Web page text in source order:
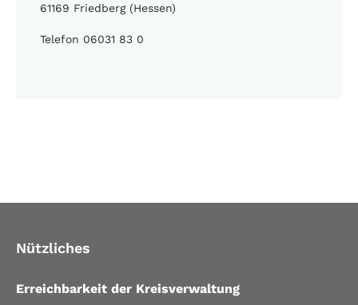
61169 Friedberg (Hessen)
Telefon 06031 83 0
Nützliches
Erreichbarkeit der Kreisverwaltung